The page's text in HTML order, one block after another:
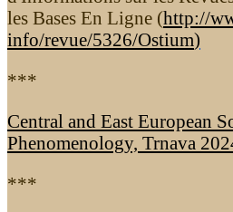
les Bases En Ligne (http://
info/revue/5326/Ostium)
***
Central and East European
Phenomenology, Trnava
***